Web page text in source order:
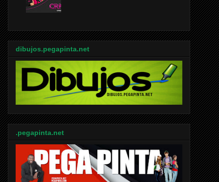
dibujos.pegapinta.net
.pegapinta.net